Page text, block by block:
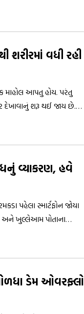
શરીરમાં વધી રહી
માહોલ આપતુ હોય. પરંતુ
દેખાવાનું શરૂ થઈ જાય છે.
કરવો પડી શકે છે.
વ્યાકરણ, હવે
પહેલા સ્માર્ટફોન જોયા
અને ખુલ્લેઆમ પોતાના
ઉછરી રહી છે જ્યાં જ્ઞાન
પરંતુ તેઓ કઈ ભાષામાં
ડેમ ઓવરફ્લો